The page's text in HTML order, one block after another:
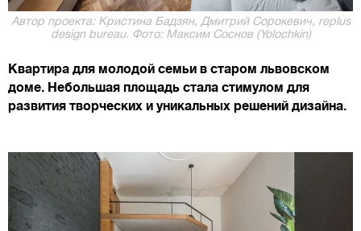
Автор проекта: Кристина Бадзян, Дмитрий Сорокевич, rеplus
design bureau. Фото: Максим Соснов (Yolochkin)
Квартира для молодой семьи в старом львовском
доме. Небольшая площадь стала стимулом для
развития творческих и уникальных решений дизайна.